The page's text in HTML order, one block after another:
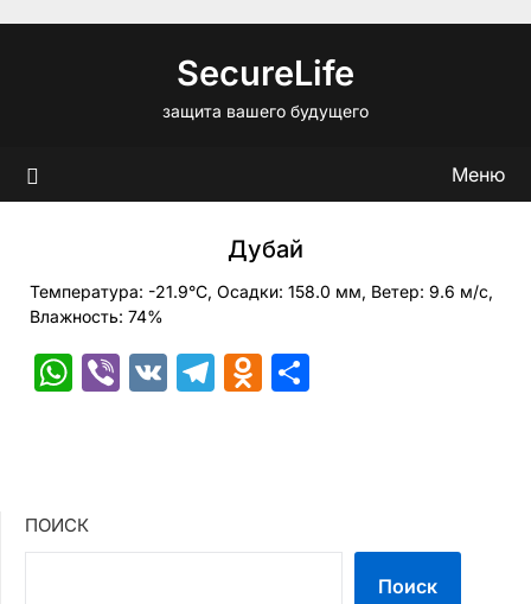
SecureLife
защита вашего будущего
Меню
Дубай
Температура: -21.9°C, Осадки: 158.0 мм, Ветер: 9.6 м/с,
Влажность: 74%
WhatsApp
Viber
VK Telegram
Odnoklassniki
ПОИСК
Поиск